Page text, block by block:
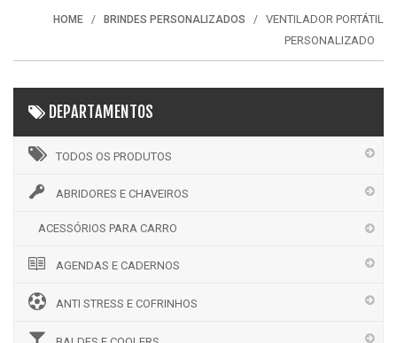
HOME BRINDES PERSONALIZADOS
VENTILADOR PORTÁTIL
PERSONALIZADO
DEPARTAMENTOS
TODOS OS PRODUTOS
ABRIDORES E CHAVEIROS
ACESSÓRIOS PARA CARRO
AGENDAS E CADERNOS
ANTI STRESS E COFRINHOS